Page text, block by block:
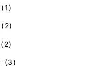
(1)
(2)
(2)
(3)